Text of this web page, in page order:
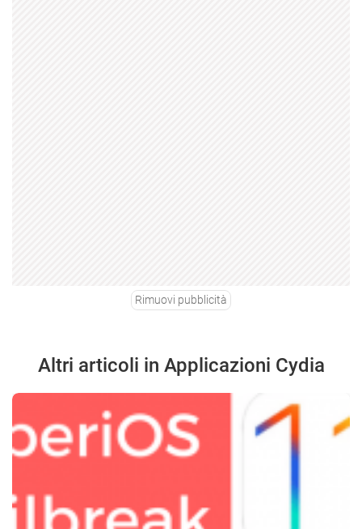
Rimuovi pubblicità
Altri articoli in Applicazioni Cydia